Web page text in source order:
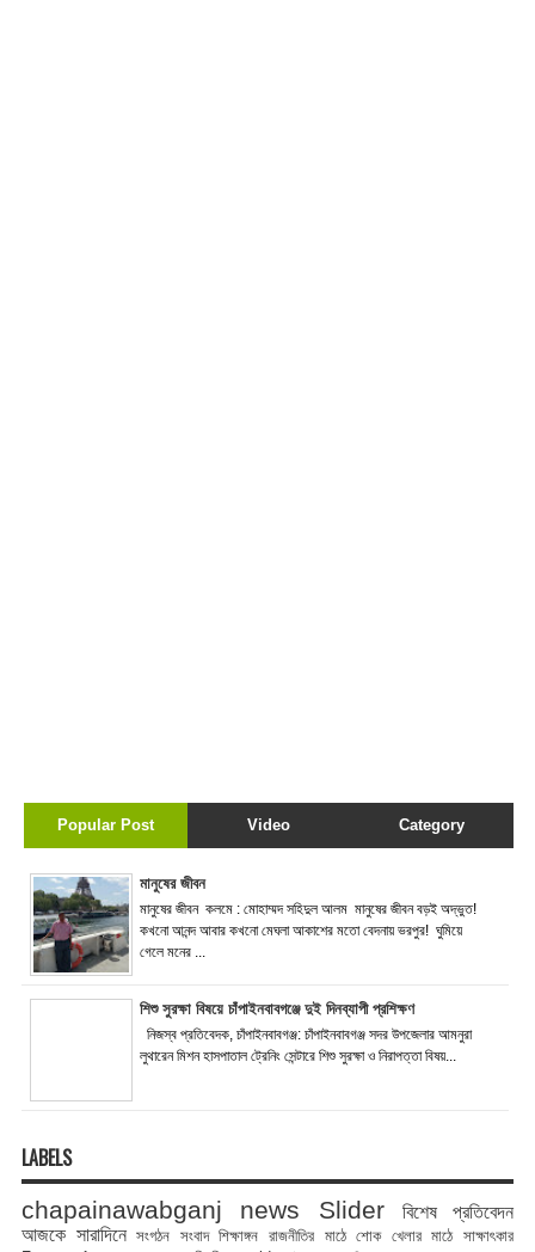
Popular Post Video Category
মানুষের জীবন
মানুষের জীবন কলমে : মোহাম্মদ সহিদুল আলম মানুষের জীবন বড়ই অদ্ভুত!
কখনো আনন্দ আবার কখনো মেঘলা আকাশের মতো বেদনায় ভরপুর! ঘুমিয়ে
গেলে মনের ...
শিশু সুরক্ষা বিষয়ে চাঁপাইনবাবগঞ্জে দুই দিনব্যাপী প্রশিক্ষণ
নিজস্ব প্রতিবেদক, চাঁপাইনবাবগঞ্জ: চাঁপাইনবাবগঞ্জ সদর উপজেলার আমনুরা
লুথারেন মিশন হাসপাতাল ট্রেনিং সেন্টারে শিশু সুরক্ষা ও নিরাপত্তা বিষয়...
LABELS
chapainawabganj news Slider
বিশেষ প্রতিবেদন
আজকে সারাদিনে সংগঠন সংবাদ শিক্ষাঙ্গন রাজনীতির মাঠে শোক খেলার মাঠে
সাক্ষাৎকার